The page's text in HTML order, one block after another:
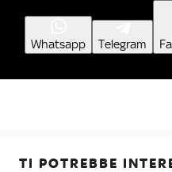
Whatsapp Telegram
TI POTREBBE